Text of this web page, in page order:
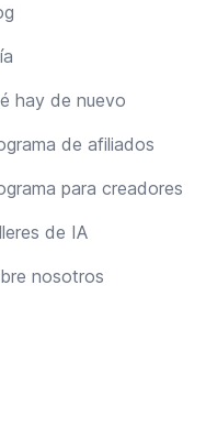
hay de nuevo
de afiliados
para creadores
de IA
nosotros